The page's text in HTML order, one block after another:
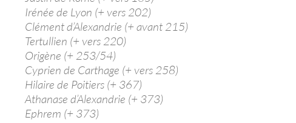
Irénée de Lyon (+ vers 202)
Clément d’Alexandrie (+ avant 215)
Tertullien (+ vers 220)
Origène (+ 253/54)
Cyprien de Carthage (+ vers 258)
Hilaire de Poitiers (+ 367)
Athanase d’Alexandrie (+ 373)
Ephrem (+ 373)